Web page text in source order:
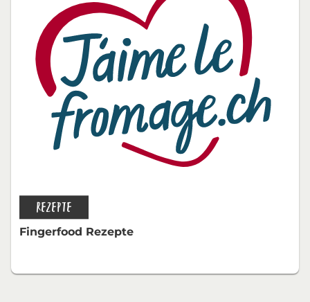
REZEPTE
Fingerfood Rezepte